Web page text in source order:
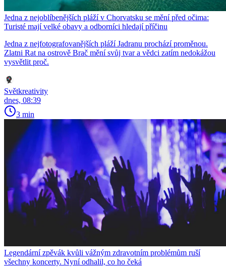
Jedna z nejoblíbenějších pláží v Chorvatsku se mění před očima:
Turisté mají velké obavy a odborníci hledají příčinu
Jedna z nejfotografovanějších pláží Jadranu prochází proměnou.
Zlatni Rat na ostrově Brač mění svůj tvar a vědci zatím nedokážou
vysvětlit proč.
Světkreativity
dnes, 08:39
3 min
Legendární zpěvák kvůli vážným zdravotním problémům ruší
všechny koncerty. Nyní odhalil, co ho čeká